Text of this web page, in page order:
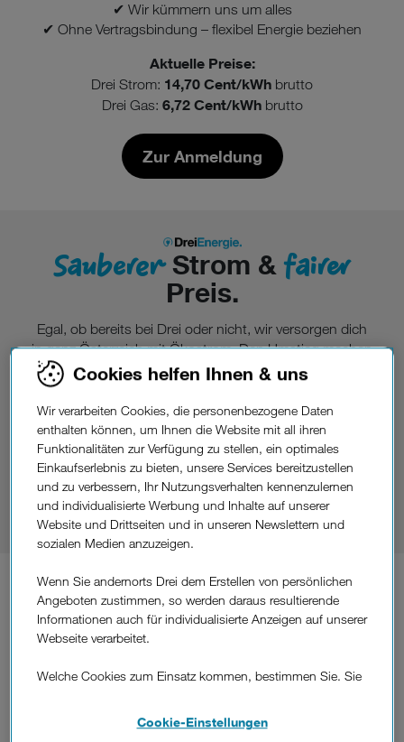
✔ Wir kümmern uns um alles
✔ Ohne Vertragsbindung – flexibel Energie beziehen
Aktuelle Preise:
Drei Strom: 14,70 Cent/kWh brutto
Drei Gas: 6,72 Cent/kWh brutto
Zur Anmeldung
SaubererStrom & fairer
Preis.
Egal, ob bereits bei Drei oder nicht, wir versorgen dich
in ganz Österreich mit Ökostrom. Den Umstieg machen
wir dir besonders einfach: Wir errechnen in wenigen
Sekunden die zu erwartenden Kosten, den Wechsel
übernehmen wir ebenfalls komplett für dich – und zwar
ganz einfach online, ohne dass du dafür vor die Tür
musst.
Tarif-Rechner
IhrePreisgarantie.
Wir zeigen dir nicht nur die zu erwartenden Kosten mit
Preisgarantie bis 31. Dezember 2027. Zu Drei Energie
Gutes für die Umwelt und musst dir keine Sorgen über
Cookies helfen Ihnen & uns
Wir verarbeiten Cookies, die personenbezogene Daten
enthalten können, um Ihnen die Website mit all ihren
Funktionalitäten zur Verfügung zu stellen, ein optimales
Einkaufserlebnis zu bieten, unsere Services bereitzustellen
und zu verbessern, Ihr Nutzungsverhalten kennenzulernen
und individualisierte Werbung und Inhalte auf unserer
Website und Drittseiten und in unseren Newslettern und
sozialen Medien anzuzeigen.
Wenn Sie andernorts Drei dem Erstellen von persönlichen
Angeboten zustimmen, so werden daraus resultierende
Informationen auch für individualisierte Anzeigen auf unserer
Webseite verarbeitet.
Welche Cookies zum Einsatz kommen, bestimmen Sie. Sie
Cookie-Einstellungen